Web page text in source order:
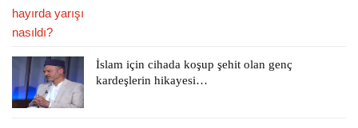
İslam için cihada koşup şehit olan genç
kardeşlerin hikayesi…